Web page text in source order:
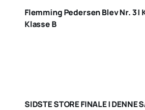
Flemming Pedersen Blev Nr. 3 I
Klasse B
SIDSTE STORE FINALE I DENNE